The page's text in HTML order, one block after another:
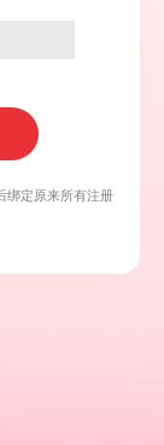
绑定原来所有注册